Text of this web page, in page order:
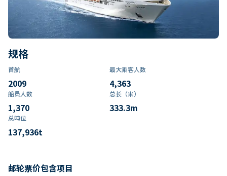
规格
首航
2009
最大乘客人数
4,363
船员人数
1,370
总长（米）
333.3m
总吨位
137,936t
邮轮票价包含项目